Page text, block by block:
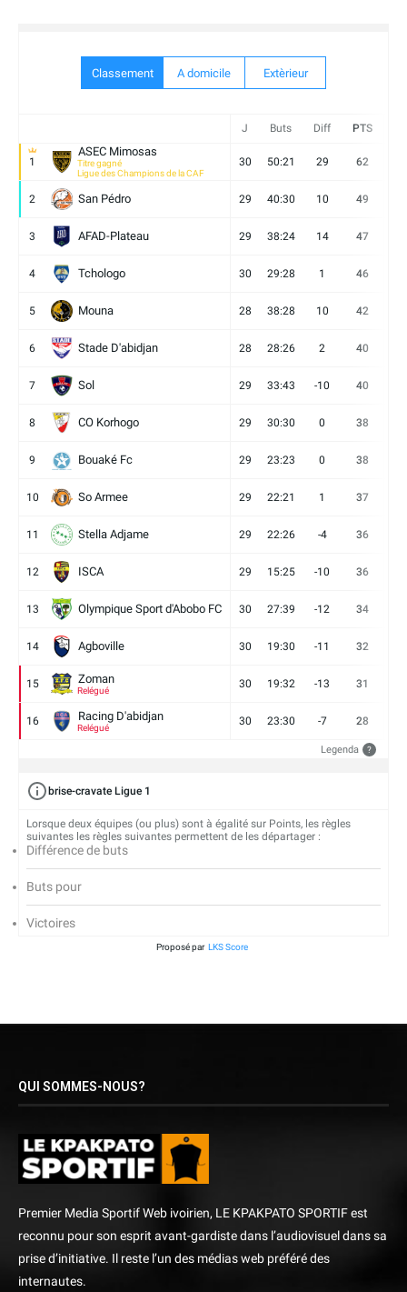
Classement A domicile Extèrieur
J Buts Diff PTS
1
ASEC Mimosas
Titre gagné
Ligue des Champions de la CAF
30 50:21 29 62
2 San Pédro 29 40:30 10 49
3 AFAD-Plateau 29 38:24 14 47
4 Tchologo 30 29:28 1 46
5 Mouna 28 38:28 10 42
6 Stade D'abidjan 28 28:26 2 40
7 Sol 29 33:43 -10 40
8 CO Korhogo 29 30:30 0 38
9 Bouaké Fc 29 23:23 0 38
10 So Armee 29 22:21 1 37
11 Stella Adjame 29 22:26 -4 36
12 ISCA 29 15:25 -10 36
13 Olympique Sport d'Abobo FC 30 27:39 -12 34
14 Agboville 30 19:30 -11 32
15 Zoman
Relégué
30 19:32 -13 31
16 Racing D'abidjan
Relégué
30 23:30 -7 28
Legenda ?
brise-cravate Ligue 1
Lorsque deux équipes (ou plus) sont à égalité sur Points, les règles
suivantes les règles suivantes permettent de les départager :
Différence de buts
Buts pour
Victoires
Proposé par LKS Score
QUI SOMMES-NOUS?
Premier Media Sportif Web ivoirien, LE KPAKPATO SPORTIF est
reconnu pour son esprit avant-gardiste dans l’audiovisuel dans sa
prise d’initiative. Il reste l’un des médias web préféré des
internautes.